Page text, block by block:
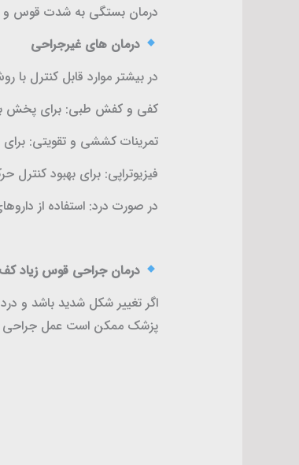
درمان بستگی به شدت قوس و
درمان های غیرجراحی
در بیشتر موارد قابل کنترل
کفی و کفش طبی: برای پخش
تمرینات کششی و تقویتی:
فیزیوتراپی: برای بهبود
در صورت درد: استفاده از
درمان جراحی قوس زیاد کف
اگر تغییر شکل شدید باشد و
پزشک ممکن است عمل جراحی